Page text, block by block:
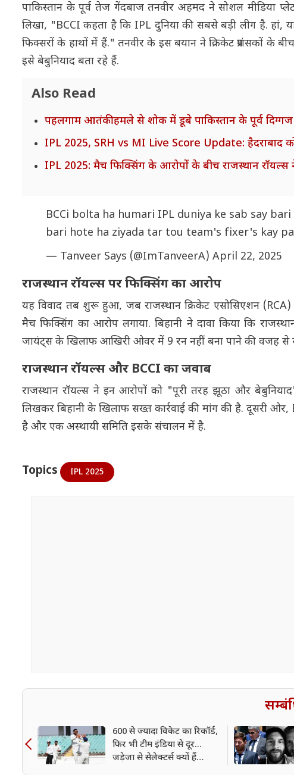
पाकिस्तान के पूर्व तेज गेंदबाज तनवीर अहमद ने सोशल मीडिया
लिखा, "BCCI कहता है कि IPL दुनिया की सबसे बड़ी लीग है.
फिक्सरों के हाथों में हैं." तनवीर के इस बयान ने क्रिकेट प्रशंसकों के
इसे बेबुनियाद बता रहे हैं.
Also Read
पहलगाम आतंकी हमले से शोक में डूबे पाकिस्तान के पूर्व दिग्गज
IPL 2025, SRH vs MI Live Score Update: हैदराबाद
IPL 2025: मैच फिक्सिंग के आरोपों के बीच राजस्थान
BCCi bolta ha humari IPL duniya ke sab say
bari hote ha ziyada tar tou team's fixer's kay
— Tanveer Says (@ImTanveerA) April 22, 2025
राजस्थान रॉयल्स पर फिक्सिंग का आरोप
यह विवाद तब शुरू हुआ, जब राजस्थान क्रिकेट एसोसिएशन
मैच फिक्सिंग का आरोप लगाया. बिहानी ने दावा किया कि
जायंट्स के खिलाफ आखिरी ओवर में 9 रन नहीं बना पाने की वजह
राजस्थान रॉयल्स और BCCI का जवाब
राजस्थान रॉयल्स ने इन आरोपों को "पूरी तरह झूठा और
लिखकर बिहानी के खिलाफ सख्त कार्रवाई की मांग की है. दूसरी
है और एक अस्थायी समिति इसके संचालन में है.
Topics IPL 2025
600 से ज्यादा विकेट का रिकॉर्ड,
फिर भी टीम इंडिया से दूर...
जड़ेजा से सेलेक्टर्स क्यों हैं